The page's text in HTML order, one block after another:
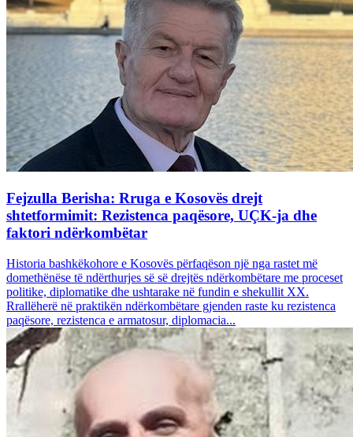
Fejzulla Berisha: Rruga e Kosovës drejt
shtetformimit: Rezistenca paqësore, UÇK-ja dhe
faktori ndërkombëtar
Historia bashkëkohore e Kosovës përfaqëson një nga rastet më
domethënëse të ndërthurjes së së drejtës ndërkombëtare me proceset
politike, diplomatike dhe ushtarake në fundin e shekullit XX.
Rrallëherë në praktikën ndërkombëtare gjenden raste ku rezistenca
paqësore, rezistenca e armatosur, diplomacia...